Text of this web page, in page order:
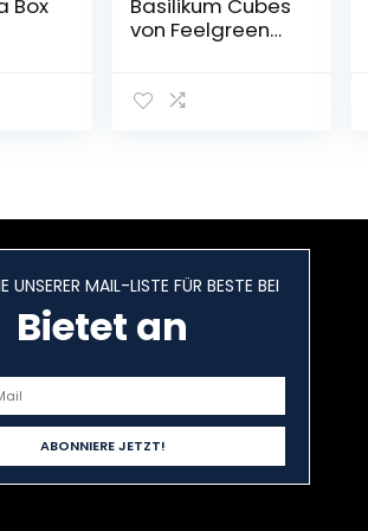
Box
–
Basilikum Cubes
von Feelgreen
UNSERER MAIL-LISTE FÜR BESTE BEI
Bietet an